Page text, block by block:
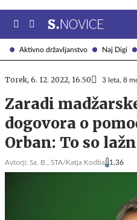
Aktivno državljanstvo Naj Digi
Torek, 6. 12. 2022, 16.50 3 leta, 8
Zaradi
dogovora o
Orban: To so
Avtorji: Sa. B., STA/Katja Kodba 1,36